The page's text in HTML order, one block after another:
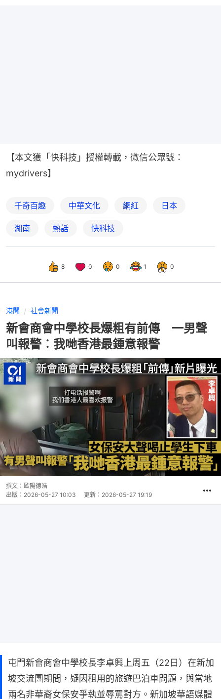
【本文獲「快科技」授權轉載，微信公眾號：
mydrivers】
千奇百趣 中華文化 網紅 日本
湖南 熱話 快科技
8 0 0 1 0
港聞 社會新聞
新會商會中學校長爆粗有前傳 一男聲
叫報警︰我哋香港最鍾意報警
撰文： 歐陽德浩
出版： 2026-05-27 10:03 更新： 2026-05-27 19:19
屯門新會商會中學校長李卓興上周五（22日）在新加
坡交流團期間，疑因租用的旅遊巴泊車問題，與當地
兩名非華裔女保安爭執並辱罵對方。新加坡華語媒體